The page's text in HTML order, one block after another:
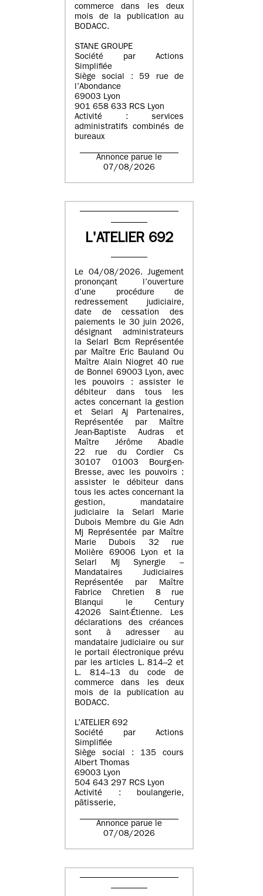
commerce dans les deux
mois de la publication au
BODACC.
STANE GROUPE
Société par Actions
Simplifiée
Siège social : 59 rue de
l’Abondance
69003 Lyon
901 658 633 RCS Lyon
Activité : services
administratifs combinés de
bureaux
Annonce parue le
07/08/2026
L'ATELIER 692
Le 04/08/2026. Jugement
prononçant l’ouverture
d’une procédure de
redressement judiciaire,
date de cessation des
paiements le 30 juin 2026,
désignant administrateurs
la Selarl Bcm Représentée
par Maître Eric Bauland Ou
Maître Alain Niogret 40 rue
de Bonnel 69003 Lyon, avec
les pouvoirs : assister le
débiteur dans tous les
actes concernant la gestion
et Selarl Aj Partenaires,
Représentée par Maître
Jean-Baptiste Audras et
Maître Jérôme Abadie
22 rue du Cordier Cs
30107 01003 Bourg-en-
Bresse, avec les pouvoirs :
assister le débiteur dans
tous les actes concernant la
gestion, mandataire
judiciaire la Selarl Marie
Dubois Membre du Gie Adn
Mj Représentée par Maître
Marie Dubois 32 rue
Molière 69006 Lyon et la
Selarl Mj Synergie –
Mandataires Judiciaires
Représentée par Maître
Fabrice Chretien 8 rue
Blanqui le Century
42026 Saint-Étienne. Les
déclarations des créances
sont à adresser au
mandataire judiciaire ou sur
le portail électronique prévu
par les articles L. 814–2 et
L. 814–13 du code de
commerce dans les deux
mois de la publication au
BODACC.
L’ATELIER 692
Société par Actions
Simplifiée
Siège social : 135 cours
Albert Thomas
69003 Lyon
504 643 297 RCS Lyon
Activité : boulangerie,
pâtisserie,
Annonce parue le
07/08/2026